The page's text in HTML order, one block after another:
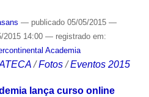
— publicado05/05/2015 —
2015 14:00 — registrado em:
Academia
/Fotos /Eventos 2015
lança curso online